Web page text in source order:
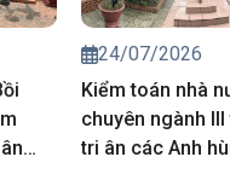
24/07/2026
Kiểm toán nhà
chuyên ngành
tri ân các Anh